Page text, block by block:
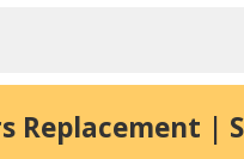
Replacement |